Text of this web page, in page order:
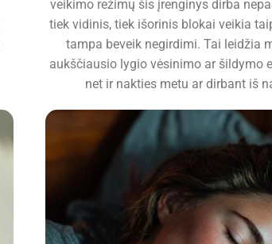
veikimo režimų šis įrenginys dirba
tiek vidinis, tiek išorinis blokai veikia
tampa beveik negirdimi. Tai leidžia
aukščiausio lygio vėsinimo ar šildymo
net ir nakties metu ar dirbant iš